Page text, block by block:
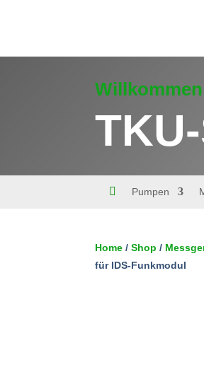
 Pumpen
Home /Shop /
für IDS-Funkmodul